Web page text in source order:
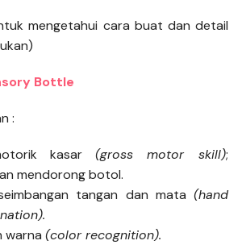
mengetahui cara buat dan detail
Bottle
:
kasar(gross motor skill);
mendorong botol.
tangan dan mata (hand
warna(color recognition).